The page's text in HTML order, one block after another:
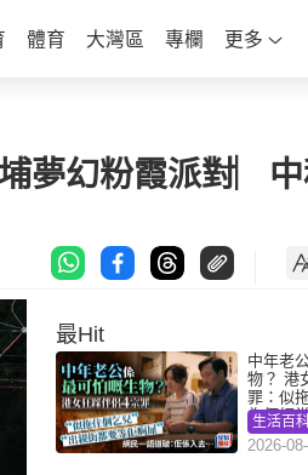
體育 大灣區 專欄 更多
夢幻粉霞派對︳
最Hit
中年老
物？ 港
罪：似
為何經
語道破
生活百
2026-